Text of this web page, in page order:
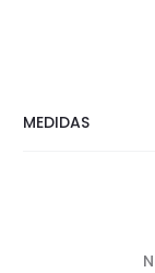
MEDIDAS